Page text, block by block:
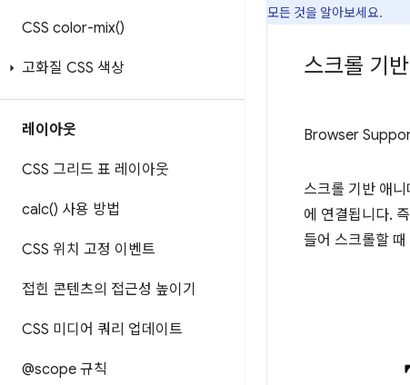
CSS color-mix()
고화질 CSS 색상
레이아웃
CSS 그리드 표 레이아웃
calc() 사용 방법
CSS 위치 고정 이벤트
접힌 콘텐츠의 접근성 높이기
CSS 미디어 쿼리 업데이트
@scope 규칙
모든 것을 알아보세요.
스크롤 기
Browser
스크롤 기반 애
에 연결됩니다.
들어 스크롤할